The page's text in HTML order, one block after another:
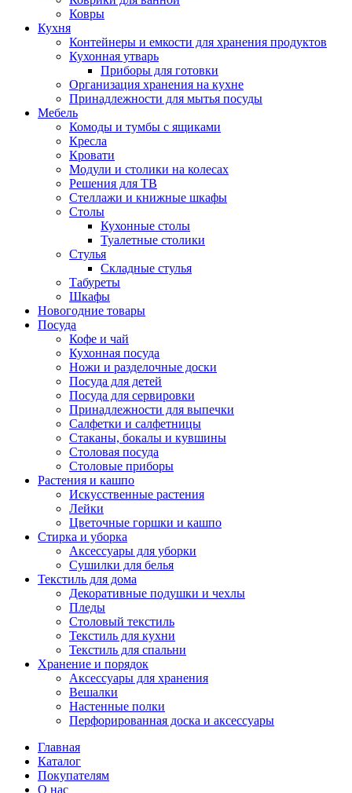
Ковры
Кухня
Контейнеры и емкости для хранения продуктов
Кухонная утварь
Приборы для готовки
Организация хранения на кухне
Принадлежности для мытья посуды
Мебель
Комоды и тумбы с ящиками
Кресла
Кровати
Модули и столики на колесах
Решения для ТВ
Стеллажи и книжные шкафы
Столы
Кухонные столы
Туалетные столики
Стулья
Складные стулья
Табуреты
Шкафы
Новогодние товары
Посуда
Кофе и чай
Кухонная посуда
Ножи и разделочные доски
Посуда для детей
Посуда для сервировки
Принадлежности для выпечки
Салфетки и салфетницы
Стаканы, бокалы и кувшины
Столовая посуда
Столовые приборы
Растения и кашпо
Искусственные растения
Лейки
Цветочные горшки и кашпо
Стирка и уборка
Аксессуары для уборки
Сушилки для белья
Текстиль для дома
Декоративные подушки и чехлы
Пледы
Столовый текстиль
Текстиль для кухни
Текстиль для спальни
Хранение и порядок
Аксессуары для хранения
Вешалки
Настенные полки
Перфорированная доска и аксессуары
Главная
Каталог
Покупателям
О нас